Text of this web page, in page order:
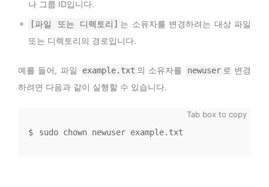
나 그룹 ID입니다.
[파일 또는 디렉토리] 는 소유자를 변경하려는 대상 파일
또는 디렉토리의 경로입니다.
예를 들어, 파일 example.txt 의 소유자를 newuser 로 변경
하려면 다음과 같이 실행할 수 있습니다.
sudo chown newuser example.txt